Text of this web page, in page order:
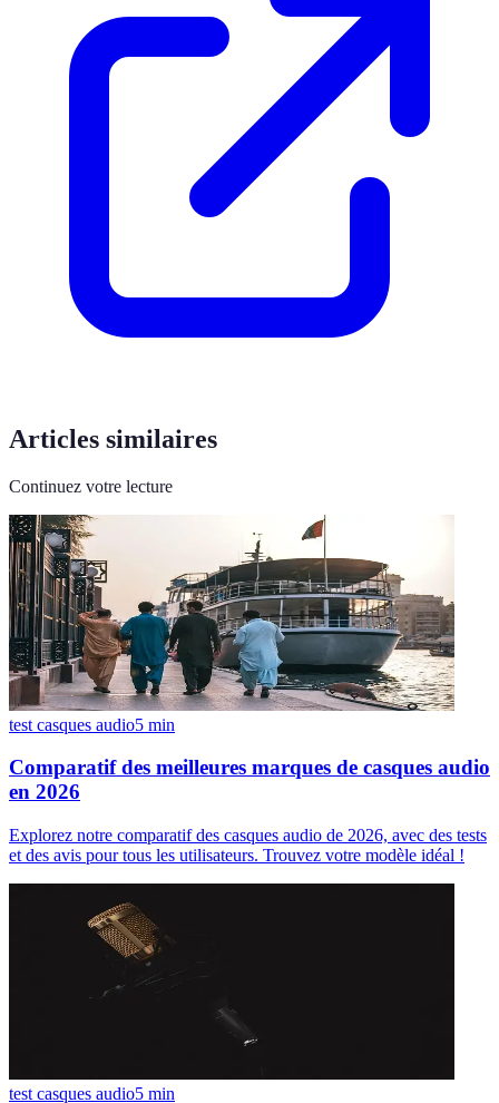
Articles similaires
Continuez votre lecture
test casques audio5 min
Comparatif des meilleures marques de casques audio
en 2026
Explorez notre comparatif des casques audio de 2026, avec des tests
et des avis pour tous les utilisateurs. Trouvez votre modèle idéal !
test casques audio5 min